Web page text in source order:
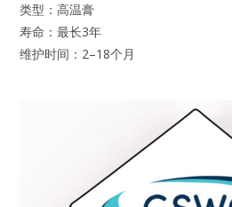
类型：高温膏
寿命：最长3年
维护时间：2–18个月